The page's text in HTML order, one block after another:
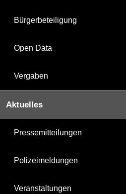
Bürgerbeteiligung
Open Data
Vergaben
Aktuelles
Pressemitteilungen
Polizeimeldungen
Veranstaltungen